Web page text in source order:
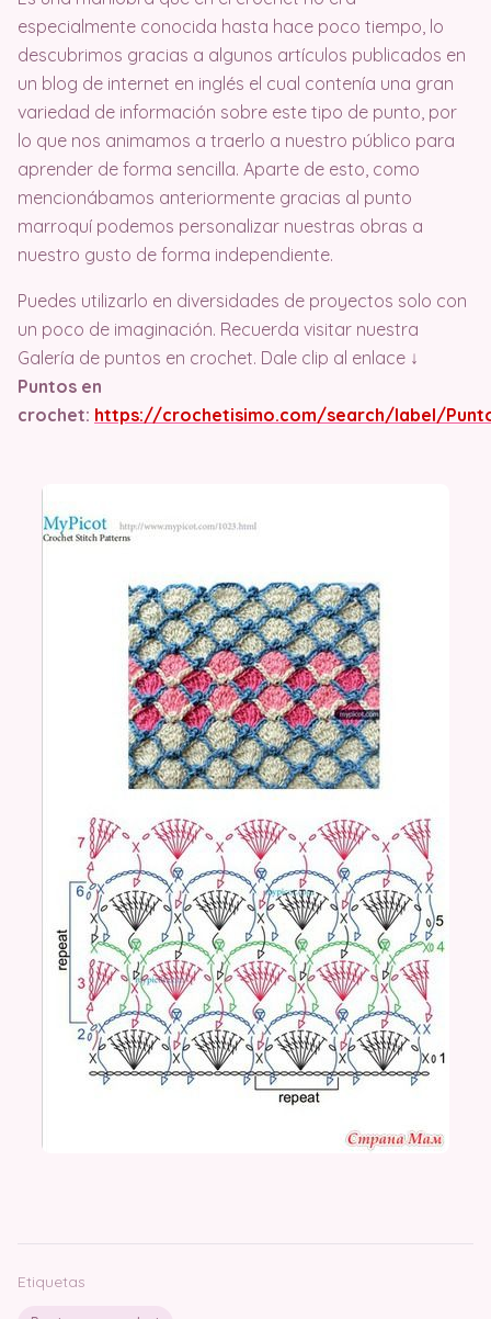
especialmente conocida hasta hace poco tiempo, lo
descubrimos gracias a algunos artículos publicados en
un blog de internet en inglés el cual contenía una gran
variedad de información sobre este tipo de punto, por
lo que nos animamos a traerlo a nuestro público para
aprender de forma sencilla. Aparte de esto, como
mencionábamos anteriormente gracias al punto
marroquí podemos personalizar nuestras obras a
nuestro gusto de forma independiente.
Puedes utilizarlo en diversidades de proyectos solo con
un poco de imaginación. Recuerda visitar nuestra
Galería de puntos en crochet. Dale clip al enlace ↓
Puntos en
crochet: https://crochetisimo.com/search/label/
Etiquetas